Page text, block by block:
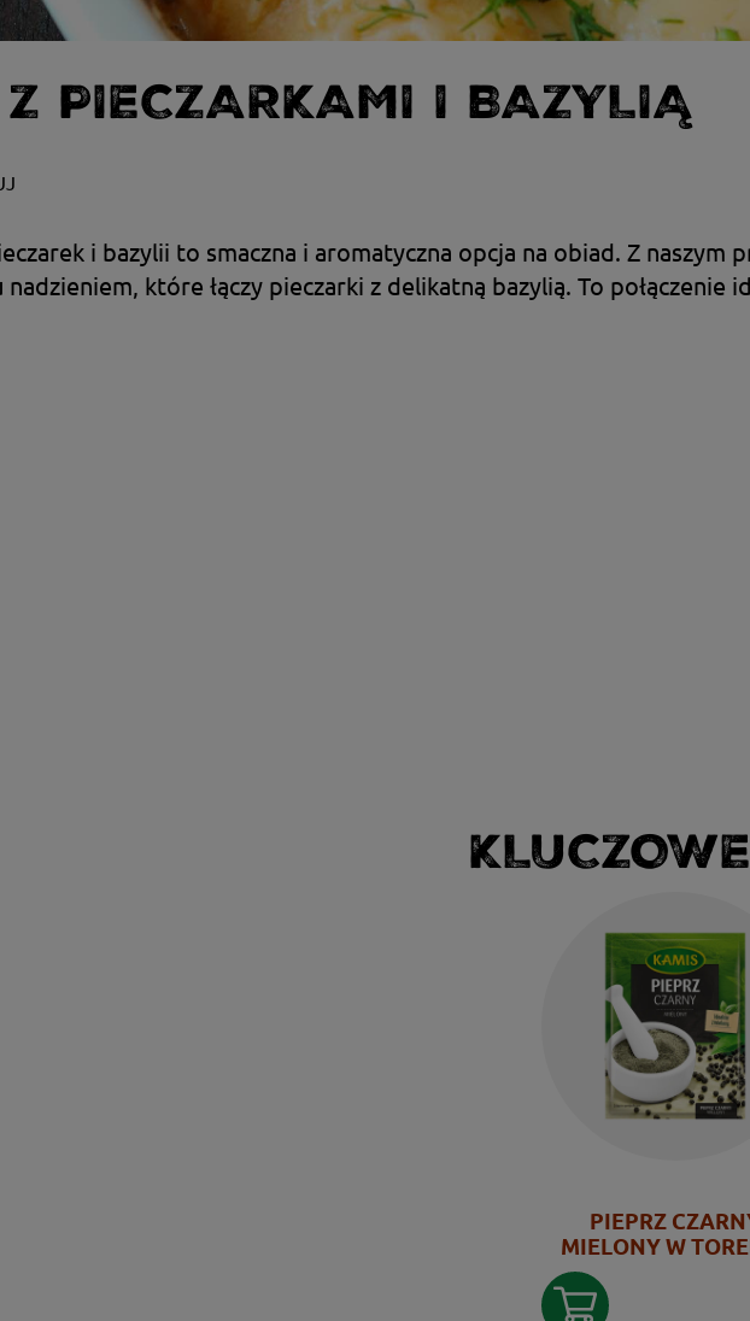
PIECZARKAMI I BAZYLIĄ
i bazylii to smaczna i aromatyczna opcja na obiad. Z naszym
nadzieniem, które łączy pieczarki z delikatną bazylią. To połączenie
PIEPRZ
MIELONY W